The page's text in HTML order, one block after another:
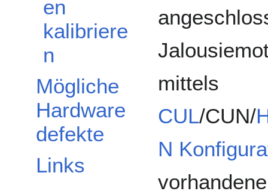
en
kalibriere
n
Mögliche
Hardware
defekte
Links
mittels
CUL/CUN/
N